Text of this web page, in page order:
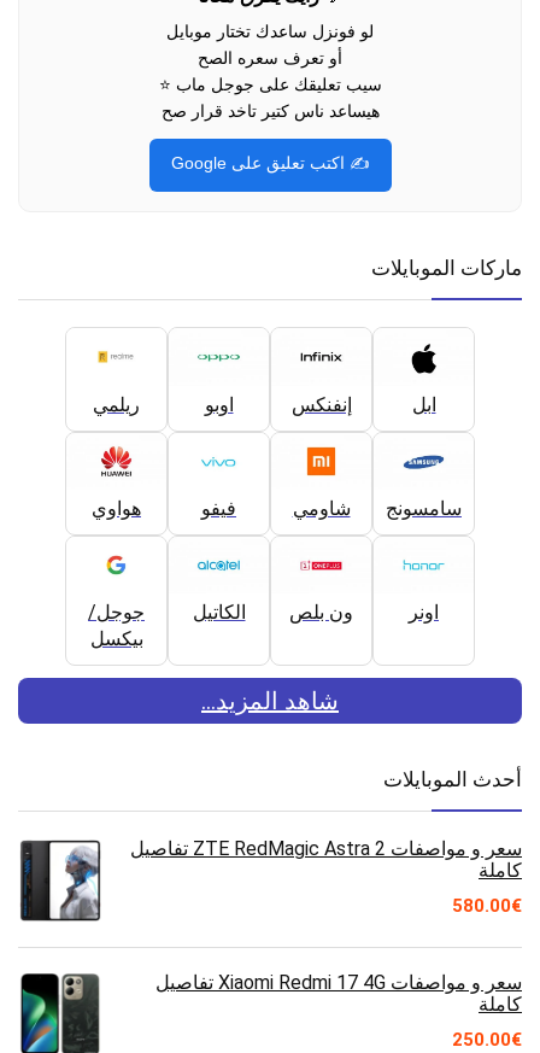
لو فونزل ساعدك تختار موبايل
أو تعرف سعره الصح
سيب تعليقك على جوجل ماب ⭐
هيساعد ناس كتير تاخد قرار صح
✍️ اكتب تعليق على Google
ماركات الموبايلات
ابل إنفنكس اوبو ريلمي
سامسونج شاومي فيفو هواوي
اونر ون بلص الكاتيل
جوجل/
بيكسل
شاهد المزيد...
أحدث الموبايلات
سعر و مواصفات ZTE RedMagic Astra 2 تفاصيل
كاملة
€
580.00
سعر و مواصفات Xiaomi Redmi 17 4G تفاصيل
كاملة
€
250.00